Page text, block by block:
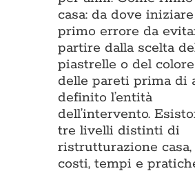
casa: da dove
primo errore da
partire dalla scelta
piastrelle o del colore
delle pareti prima di
definito l’entità
dell’intervento.
tre livelli distinti di
ristrutturazione casa,
costi, tempi e